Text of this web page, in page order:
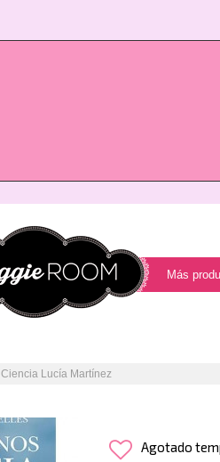
Más
Lucía Martínez
Agotado